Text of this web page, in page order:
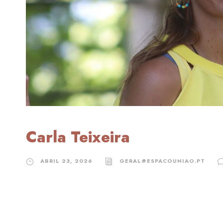
Carla Teixeira
ABRIL 23, 2026 GERAL@ESPACOUNIAO.PT